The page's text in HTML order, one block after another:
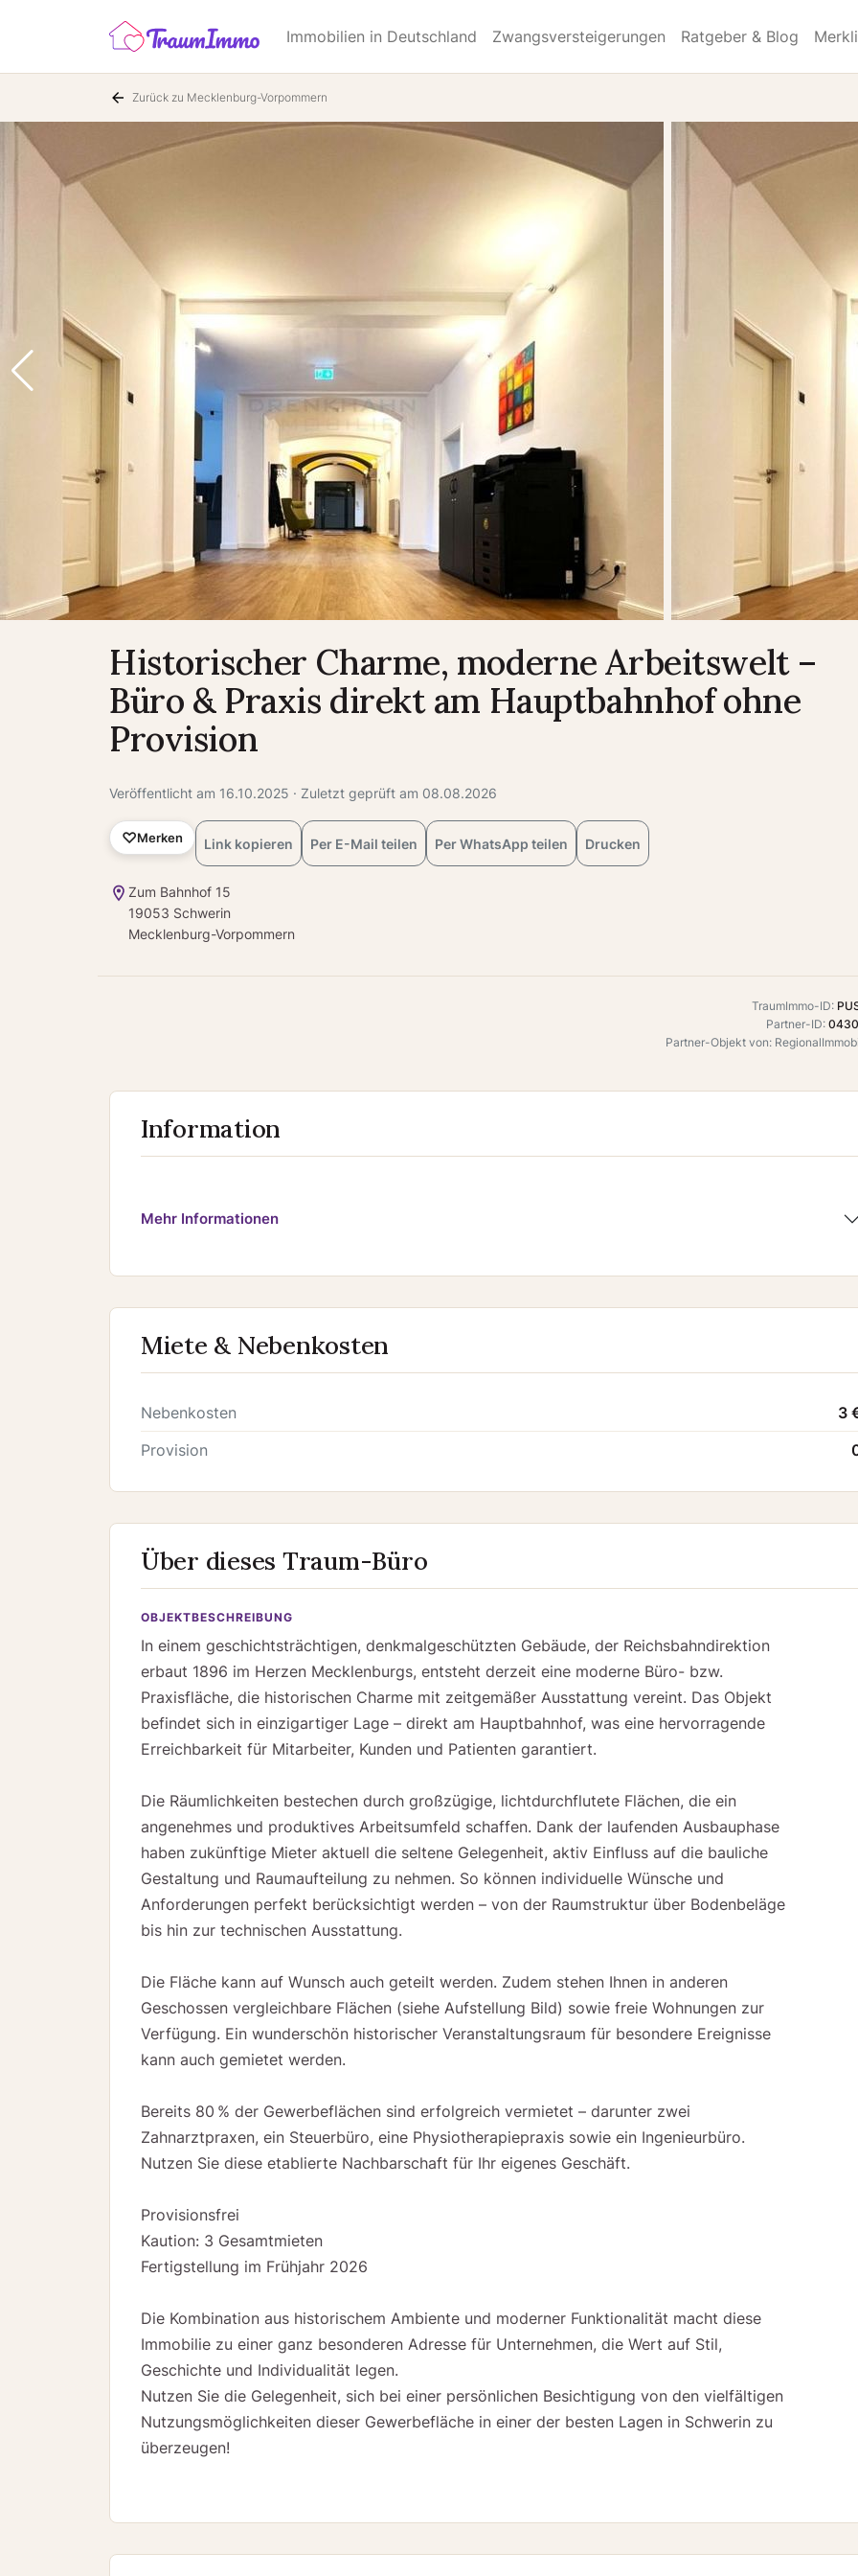
Immobilien in Deutschland Zwangsversteigerungen Ratgeber & Blog
Zurück zu Mecklenburg-Vorpommern
Historischer Charme, moderne Arbeitswelt –
Büro & Praxis direkt am Hauptbahnhof ohne
Provision
Veröffentlicht am 16.10.2025 · Zuletzt geprüft am 08.08.2026
Merken Link kopieren Per E-Mail teilen Per WhatsApp teilen Drucken
Zum Bahnhof 15
19053 Schwerin
Mecklenburg-Vorpommern
TraumImmo-ID:
Partner-ID:
Partner-Objekt von:
Information
Mehr Informationen
Miete & Nebenkosten
Nebenkosten
3
Provision
Über dieses Traum-Büro
OBJEKTBESCHREIBUNG
In einem geschichtsträchtigen, denkmalgeschützten Gebäude, der Reichsbahndirektion
erbaut 1896 im Herzen Mecklenburgs, entsteht derzeit eine moderne Büro- bzw.
Praxisfläche, die historischen Charme mit zeitgemäßer Ausstattung vereint. Das Objekt
befindet sich in einzigartiger Lage – direkt am Hauptbahnhof, was eine hervorragende
Erreichbarkeit für Mitarbeiter, Kunden und Patienten garantiert.
Die Räumlichkeiten bestechen durch großzügige, lichtdurchflutete Flächen, die ein
angenehmes und produktives Arbeitsumfeld schaffen. Dank der laufenden Ausbauphase
haben zukünftige Mieter aktuell die seltene Gelegenheit, aktiv Einfluss auf die bauliche
Gestaltung und Raumaufteilung zu nehmen. So können individuelle Wünsche und
Anforderungen perfekt berücksichtigt werden – von der Raumstruktur über Bodenbeläge
bis hin zur technischen Ausstattung.
Die Fläche kann auf Wunsch auch geteilt werden. Zudem stehen Ihnen in anderen
Geschossen vergleichbare Flächen (siehe Aufstellung Bild) sowie freie Wohnungen zur
Verfügung. Ein wunderschön historischer Veranstaltungsraum für besondere Ereignisse
kann auch gemietet werden.
Bereits 80 % der Gewerbeflächen sind erfolgreich vermietet – darunter zwei
Zahnarztpraxen, ein Steuerbüro, eine Physiotherapiepraxis sowie ein Ingenieurbüro.
Nutzen Sie diese etablierte Nachbarschaft für Ihr eigenes Geschäft.
Provisionsfrei
Kaution: 3 Gesamtmieten
Fertigstellung im Frühjahr 2026
Die Kombination aus historischem Ambiente und moderner Funktionalität macht diese
Immobilie zu einer ganz besonderen Adresse für Unternehmen, die Wert auf Stil,
Geschichte und Individualität legen.
Nutzen Sie die Gelegenheit, sich bei einer persönlichen Besichtigung von den vielfältigen
Nutzungsmöglichkeiten dieser Gewerbefläche in einer der besten Lagen in Schwerin zu
überzeugen!